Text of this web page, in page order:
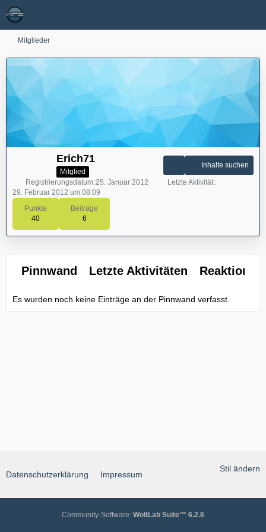
Mitglieder
Erich71
Mitglied
Punkte
40
Beiträge
6
Inhalte suchen
Registrierungsdatum 25. Januar 2012
Letzte Aktivität
29. Februar 2012 um 08:09
Pinnwand Letzte Aktivitäten Reaktionen
Es wurden noch keine Einträge an der Pinnwand verfasst.
Stil ändern
Datenschutzerklärung Impressum
Community-Software: WoltLab Suite™ 6.2.6